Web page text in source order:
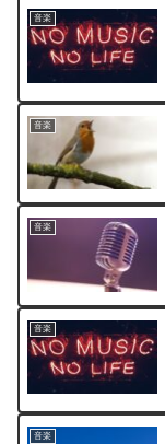
音楽
音楽
音楽
音楽
音楽